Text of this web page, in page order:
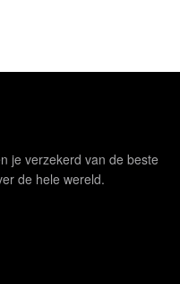
je verzekerd van de beste
de hele wereld.